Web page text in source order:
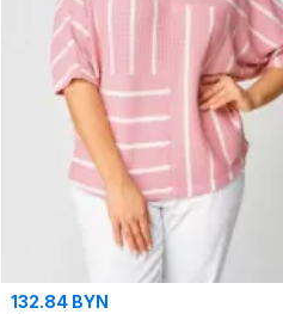
132.84 BYN